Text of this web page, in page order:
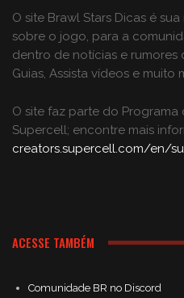
O site Brawl Stars Dicas é
sobre o jogo, para a
dentro de notícias e rumores
Guias, Assista vídeos e muito
O site faz parte do
Supercell; encontre mais
creators.supercell.com/en/
ACESSE TAMBÉM
Comunidade BR no Discord